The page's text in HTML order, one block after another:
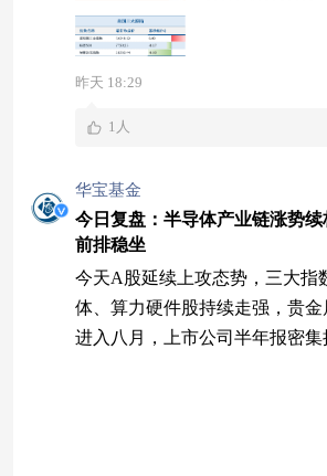
昨天 18:29
1人
华宝基金
今日复盘：半导体产业链涨势
前排稳坐
今天A股延续上攻态势，三大指
体、算力硬件股持续走强，贵金
进入八月，上市公司半年报密
关注业绩扎实、景气度明确的优
大指数集体收涨 今天A股延续上
低开后走高，集体收涨。个股涨
5，红方占比近7成。 8月5日大